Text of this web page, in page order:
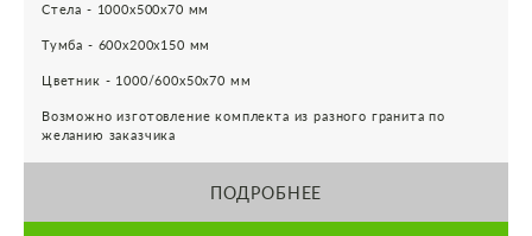
Стела - 1000х500х70 мм
Тумба - 600х200х150 мм
Цветник - 1000/600х50х70 мм
Возможно изготовление комплекта из разного гранита по
желанию заказчика
ПОДРОБНЕЕ